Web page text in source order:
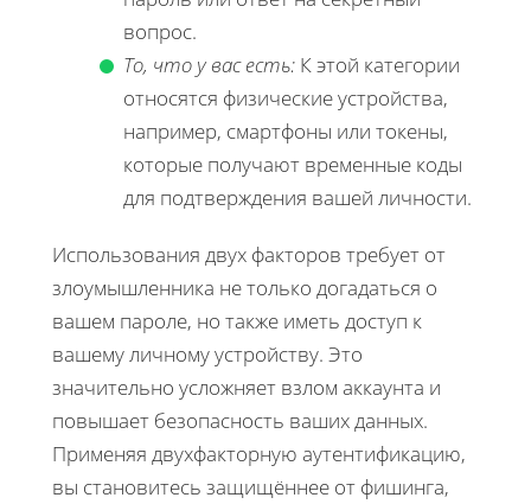
вопрос.
То, что у вас есть: К этой категории
относятся физические устройства,
например, смартфоны или токены,
которые получают временные коды
для подтверждения вашей личности.
Использования двух факторов требует от
злоумышленника не только догадаться о
вашем пароле, но также иметь доступ к
вашему личному устройству. Это
значительно усложняет взлом аккаунта и
повышает безопасность ваших данных.
Применяя двухфакторную аутентификацию,
вы становитесь защищённее от фишинга,